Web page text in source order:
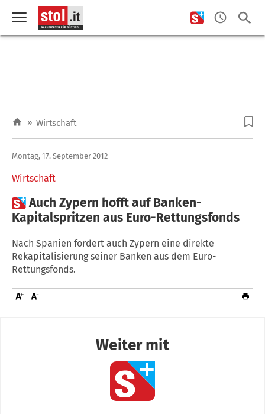
» Wirtschaft
Wirtschaft
Montag, 17. September 2012
Auch Zypern hofft auf Banken-
Kapitalspritzen aus Euro-Rettungsfonds
Nach Spanien fordert auch Zypern eine direkte
Rekapitalisierung seiner Banken aus dem Euro-
Rettungsfonds.